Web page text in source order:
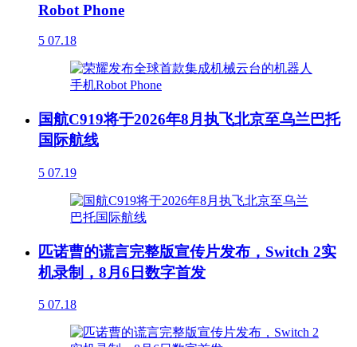
Robot Phone
5 07.18
国航C919将于2026年8月执飞北京至乌兰巴托
国际航线
5 07.19
匹诺曹的谎言完整版宣传片发布，Switch 2实
机录制，8月6日数字首发
5 07.18